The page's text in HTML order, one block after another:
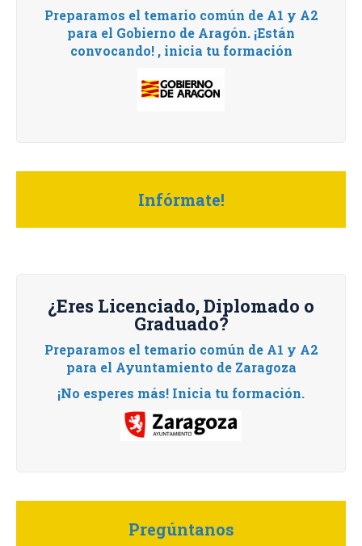
Preparamos el temario común de A1 y A2
para el Gobierno de Aragón. ¡Están
convocando! , inicia tu formación
Infórmate!
¿Eres Licenciado, Diplomado o
Graduado?
Preparamos el temario común de A1 y A2
para el Ayuntamiento de Zaragoza
¡No esperes más! Inicia tu formación.
Pregúntanos